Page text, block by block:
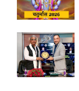
e
r
o
o
k